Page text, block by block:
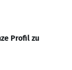
Profil zu